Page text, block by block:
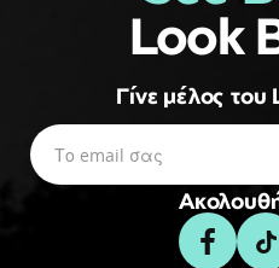
Look
Γίνε μέλος